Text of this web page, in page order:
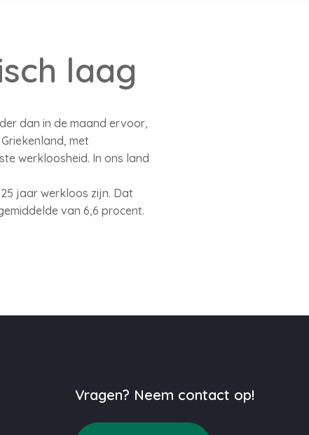
laag
dan in de maand ervoor,
met
werkloosheid. In ons land
jaar werkloos zijn. Dat
van 6,6 procent.
Vragen? Neem contact op!